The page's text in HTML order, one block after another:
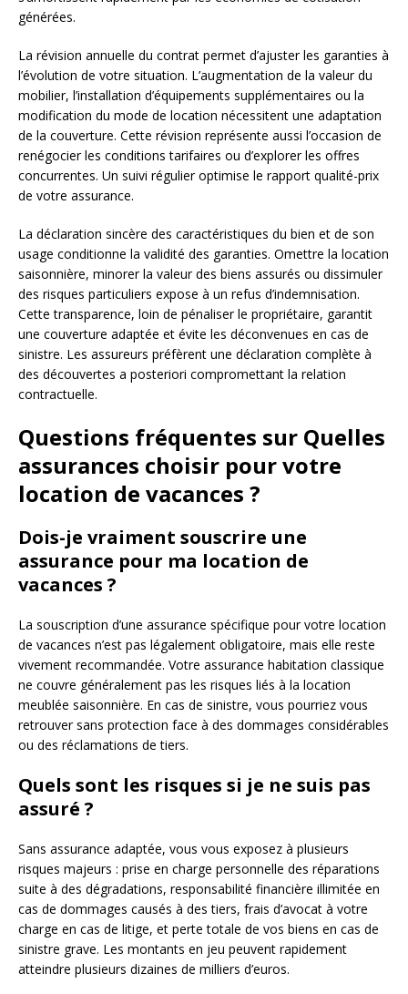
générées.
La révision annuelle du contrat permet d’ajuster les garanties à
l’évolution de votre situation. L’augmentation de la valeur du
mobilier, l’installation d’équipements supplémentaires ou la
modification du mode de location nécessitent une adaptation
de la couverture. Cette révision représente aussi l’occasion de
renégocier les conditions tarifaires ou d’explorer les offres
concurrentes. Un suivi régulier optimise le rapport qualité-prix
de votre assurance.
La déclaration sincère des caractéristiques du bien et de son
usage conditionne la validité des garanties. Omettre la location
saisonnière, minorer la valeur des biens assurés ou dissimuler
des risques particuliers expose à un refus d’indemnisation.
Cette transparence, loin de pénaliser le propriétaire, garantit
une couverture adaptée et évite les déconvenues en cas de
sinistre. Les assureurs préfèrent une déclaration complète à
des découvertes a posteriori compromettant la relation
contractuelle.
Questions fréquentes sur Quelles
assurances choisir pour votre
location de vacances ?
Dois-je vraiment souscrire une
assurance pour ma location de
vacances ?
La souscription d’une assurance spécifique pour votre location
de vacances n’est pas légalement obligatoire, mais elle reste
vivement recommandée. Votre assurance habitation classique
ne couvre généralement pas les risques liés à la location
meublée saisonnière. En cas de sinistre, vous pourriez vous
retrouver sans protection face à des dommages considérables
ou des réclamations de tiers.
Quels sont les risques si je ne suis pas
assuré ?
Sans assurance adaptée, vous vous exposez à plusieurs
risques majeurs : prise en charge personnelle des réparations
suite à des dégradations, responsabilité financière illimitée en
cas de dommages causés à des tiers, frais d’avocat à votre
charge en cas de litige, et perte totale de vos biens en cas de
sinistre grave. Les montants en jeu peuvent rapidement
atteindre plusieurs dizaines de milliers d’euros.